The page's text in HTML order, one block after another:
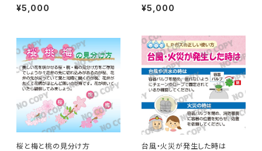
¥5,000 ¥5,000
桜と梅と桃の見分け方 台風・火災が発生した時は